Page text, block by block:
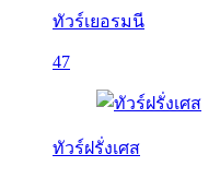
ทัวร์เยอรมนี
47
ทัวร์ฝรั่งเศส